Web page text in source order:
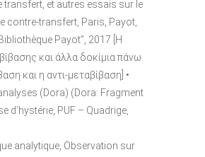
transfert, et autres essais sur le
contre-transfert, Paris, Payot,
Payot”, 2017 [Η
και άλλα δοκίμια πάνω
και η αντι-μεταβίβαση] •
(Dora) (Dora: Fragment
d’hystérie, PUF – Quadrige,
analytique, Observation sur